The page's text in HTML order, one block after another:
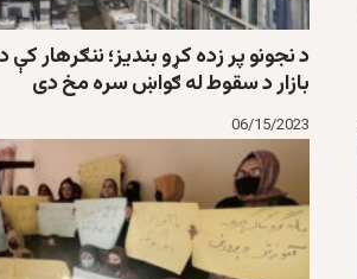
د نجونو پر زده کړو بندیز؛ ننګرهار کې
بازار د سقوط له ګواښ سره مخ دی
06/15/2023